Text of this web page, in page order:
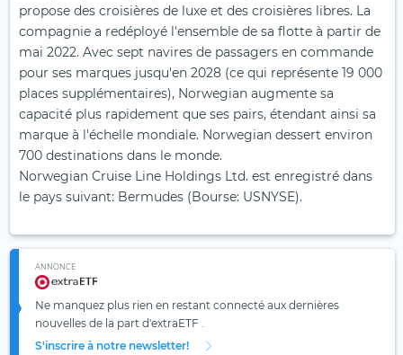
propose des croisières de luxe et des croisières libres. La
compagnie a redéployé l'ensemble de sa flotte à partir de
mai 2022. Avec sept navires de passagers en commande
pour ses marques jusqu'en 2028 (ce qui représente 19 000
places supplémentaires), Norwegian augmente sa
capacité plus rapidement que ses pairs, étendant ainsi sa
marque à l'échelle mondiale. Norwegian dessert environ
700 destinations dans le monde.
Norwegian Cruise Line Holdings Ltd. est enregistré dans
le pays suivant: Bermudes (Bourse: USNYSE).
ANNONCE
Ne manquez plus rien en restant connecté aux dernières
nouvelles de la part d'extraETF .
S'inscrire à notre newsletter!